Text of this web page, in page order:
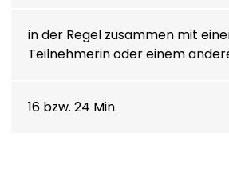
MALTESE
in der Regel zusammen mit
Teilnehmerin oder einem
16 bzw. 24 Min.